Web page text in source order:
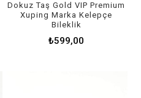
Dokuz Taş Gold VIP Premium
Xuping Marka Kelepçe
Bileklik
₺599,00